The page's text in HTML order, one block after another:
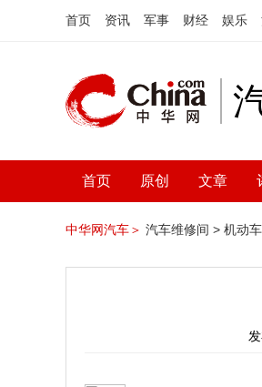
首页 资讯 军事 财经 娱乐
首页 原创 文章
中华网汽车＞ 汽车维修间 > 机动